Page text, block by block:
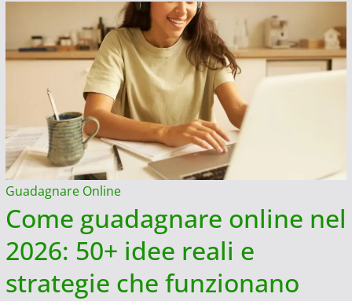
Guadagnare Online
Come guadagnare online nel
2026: 50+ idee reali e
strategie che funzionano